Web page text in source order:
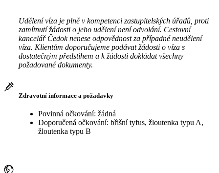
Udělení víza je plně v kompetenci zastupitelských úřadů, proti
zamítnutí žádosti o jeho udělení není odvolání. Cestovní
kancelář Čedok nenese odpovědnost za případné neudělení
víza. Klientům doporučujeme podávat žádosti o víza s
dostatečným předstihem a k žádosti dokládat všechny
požadované dokumenty.
Zdravotní informace a požadavky
Povinná očkování: žádná
Doporučená očkování: břišní tyfus, žloutenka typu A,
žloutenka typu B